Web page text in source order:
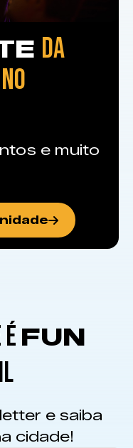
DA
e muito
FUN
e saiba
cidade!